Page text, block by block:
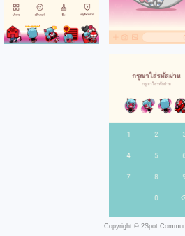
Copyright © 2Spot